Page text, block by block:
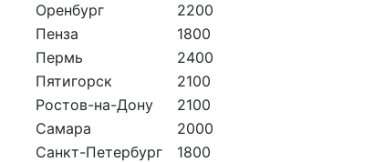
Оренбург
2200
Пенза
1800
Пермь
2400
Пятигорск
2100
Ростов-на-Дону
2100
Самара
2000
Санкт-Петербург
1800